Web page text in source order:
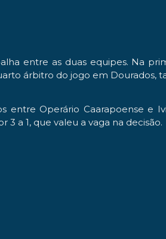
entre as duas equipes. Na
árbitro do jogo em Dourados,
entre Operário Caarapoense e
a 1, que valeu a vaga na decisão.